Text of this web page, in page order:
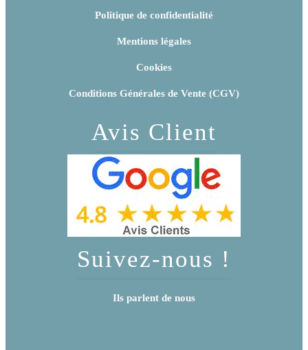
Politique de confidentialité
Mentions légales
Cookies
Conditions Générales de Vente (CGV)
Avis Client
Suivez-nous !
Ils parlent de nous